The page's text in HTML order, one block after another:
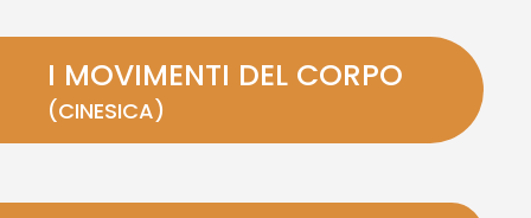
I MOVIMENTI DEL CORPO
(CINESICA)